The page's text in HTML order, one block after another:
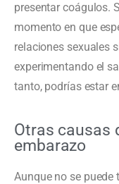
presentar coágulos.
momento en que
relaciones sexuales
experimentando el
tanto, podrías estar
Otras causas
embarazo
Aunque no se puede